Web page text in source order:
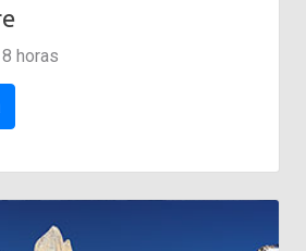
horas